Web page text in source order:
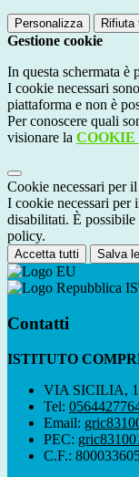
Personalizza Rifiuta
Gestione cookie
In questa schermata è
I cookie necessari
piattaforma e non è
Per conoscere quali
visionare la
Cookie necessari per
I cookie necessari per
disabilitati. È
policy.
Accetta tutti Salva
Contatti
ISTITUTO
VIA SICILIA,
Tel:
Email:
PEC:
C.F.: